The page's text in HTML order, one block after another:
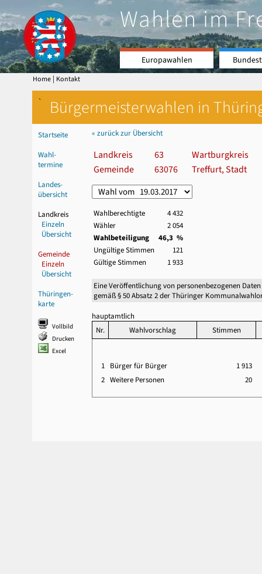
Wahlen im
Europawahlen
Home | Kontakt
` Bürgermeisterwahlen in
Startseite
Wahl-
termine
Landes-
übersicht
Landkreis
Einzeln
Übersicht
Gemeinde
Einzeln
Übersicht
Thüringen-
karte
Vollbild
Drucken
Excel
« zurück zur Übersicht
Landkreis 63
Wartburgkreis
Gemeinde
63076 Treffurt, Stadt
Wahlberechtigte
4 432
Wähler
2 054
Wahlbeteiligung
46,3 %
Ungültige Stimmen
121
Gültige Stimmen
1 933
Eine Veröffentlichung von personenbezogenen
gemäß § 50 Absatz 2 der Thüringer
hauptamtlich
Nr.
Wahlvorschlag Stimmen
1 Bürger für Bürger
1 913
2 Weitere Personen 20